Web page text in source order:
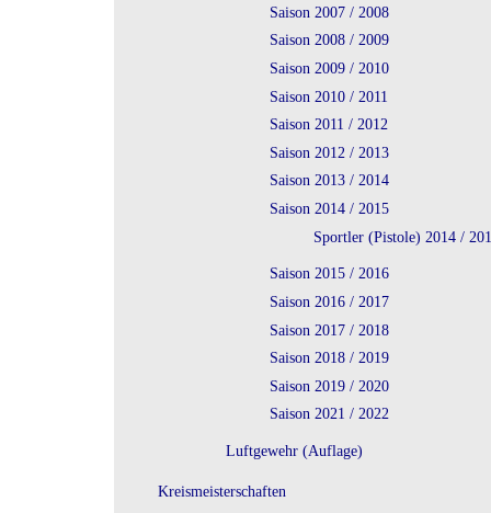
Saison 2007 / 2008
Saison 2008 / 2009
Saison 2009 / 2010
Saison 2010 / 2011
Saison 2011 / 2012
Saison 2012 / 2013
Saison 2013 / 2014
Saison 2014 / 2015
Sportler (Pistole) 2014 /
Saison 2015 / 2016
Saison 2016 / 2017
Saison 2017 / 2018
Saison 2018 / 2019
Saison 2019 / 2020
Saison 2021 / 2022
Luftgewehr (Auflage)
Kreismeisterschaften